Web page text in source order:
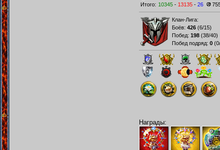
Итого: 10345 - 13135 - 26
Клан-Лига:
Боёв: 426 (6/15)
Побед: 198 (38/40)
Побед подряд: 0 (
Награды: